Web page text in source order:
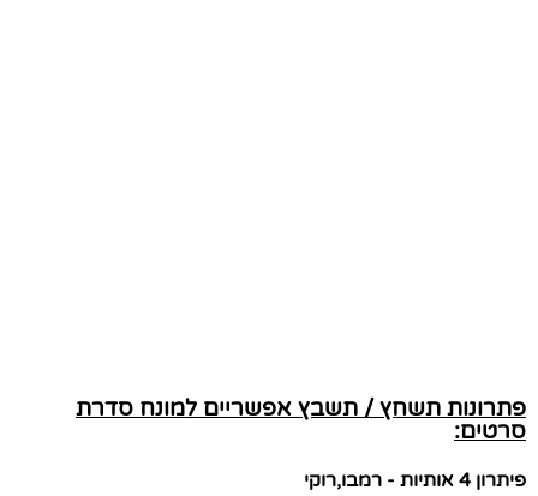
פתרונות תשחץ / תשבץ אפשריים למונח סדרת
סרטים:
פיתרון 4 אותיות - רמבו,רוקי